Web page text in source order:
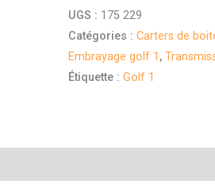
UGS : 175 229
Catégories :Carters de
Embrayage golf 1 ,
Étiquette :Golf 1